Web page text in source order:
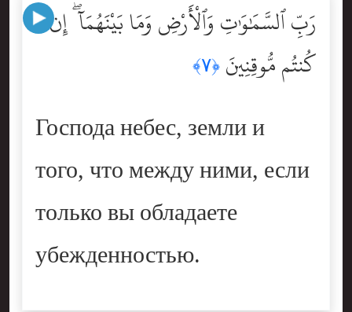
رَبِّ ٱلسَّمَٰوَٰتِ وَٱلْأَرْضِ وَمَا بَيْنَهُمَآ ۖ إِن
كُنتُم مُّوقِنِينَ ﴿٧﴾
Господа небес, земли и
того, что между ними, если
только вы обладаете
убежденностью.